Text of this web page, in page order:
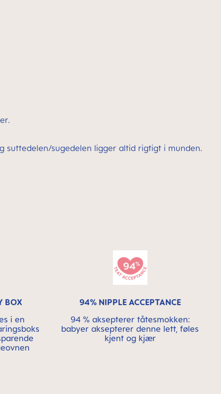
suttedelen/sugedelen ligger altid rigtigt i munden.
BOX
i en
94% NIPPLE ACCEPTANCE
94 % aksepterer tåtesmokken:
babyer aksepterer denne lett, føles
kjent og kjær